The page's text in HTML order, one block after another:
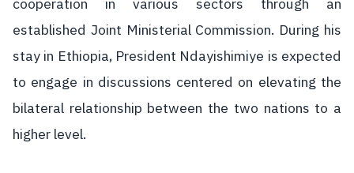
cooperation in various sectors through an
established Joint Ministerial Commission. During his
stay in Ethiopia, President Ndayishimiye is expected
to engage in discussions centered on elevating the
bilateral relationship between the two nations to a
higher level.